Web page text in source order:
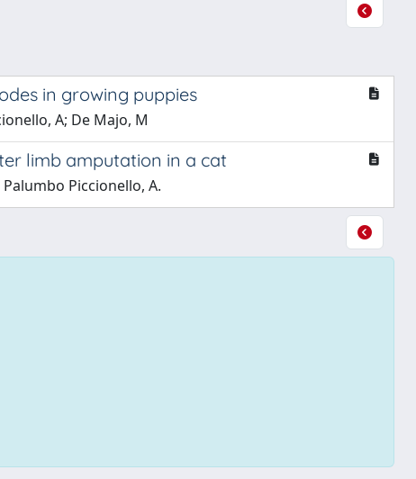
in growing puppies
A; De Majo, M
limb amputation in a cat
Palumbo Piccionello, A.